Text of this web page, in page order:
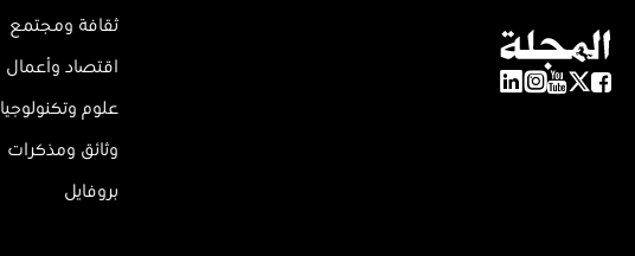
ثقافة ومجتمع
اقتصاد وأعمال
علوم وتكنولوجيا
وثائق ومذكرات
بروفايل